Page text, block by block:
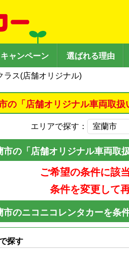
キャンペーン 選ばれる理由
ラス(店舗オリジナル)
の「店舗オリジナル車両取扱
エリアで探す：
市の「店舗オリジナル車両取
ご希望の条件に該
条件を変更して
市のニコニコレンタカーを条
探す